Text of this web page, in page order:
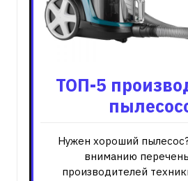
ТОП-5
Нужен хороший
вниманию
производителей